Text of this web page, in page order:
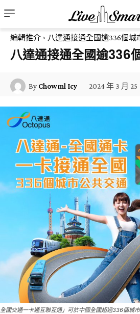
編輯推介 八達通接通全國逾336個城
八達通接通全國逾336
By Chowml Icy 2024 年 3 月 25
全國交通一卡通互聯互通」可於中國全國超過336個城